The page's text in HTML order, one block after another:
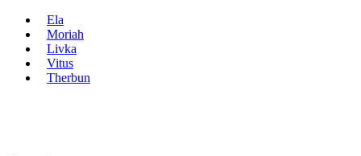
Ela
Moriah
Livka
Vitus
Therbun